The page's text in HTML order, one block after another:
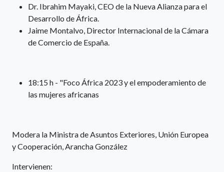
Dr. Ibrahim Mayaki, CEO de la Nueva Alianza para el
Desarrollo de África.
Jaime Montalvo, Director Internacional de la Cámara
de Comercio de España.
18:15 h - "Foco África 2023 y el empoderamiento de
las mujeres africanas
Modera la Ministra de Asuntos Exteriores, Unión Europea
y Cooperación, Arancha González
Intervienen: